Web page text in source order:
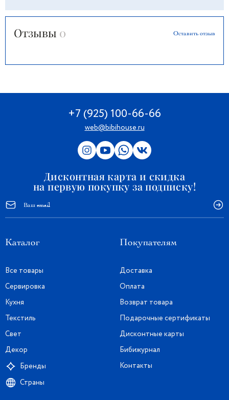
Отзывы 0 Оставить отзыв
+7 (925) 100-66-66
web@bibihouse.ru
Дисконтная карта и скидка
на первую покупку за подписку!
Каталог
Все товары
Сервировка
Кухня
Текстиль
Свет
Декор
Бренды
Страны
Покупателям
Доставка
Оплата
Возврат товара
Подарочные сертификаты
Дисконтные карты
Бибижурнал
Контакты